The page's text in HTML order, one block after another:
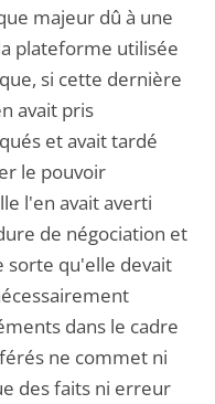
majeur dû à une
plateforme utilisée
si cette dernière
avait pris
et avait tardé
le pouvoir
l'en avait averti
de négociation et
sorte qu'elle devait
dans le cadre
ne commet ni
des faits ni erreur